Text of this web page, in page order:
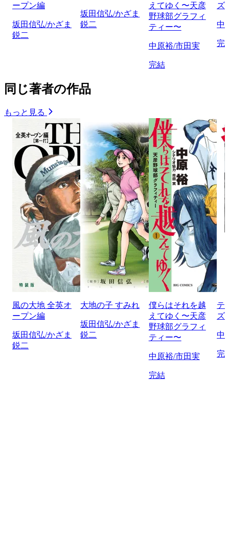
ープン編
坂田信弘/かざま
鋭二
坂田信弘/かざま
鋭二
えてゆく〜天彦
野球部グラフィ
ティー〜
中原裕/市田実
完結
ズ
中
完
同じ著者の作品
もっと見る
風の大地 全英オ
ープン編
坂田信弘/かざま
鋭二
大地の子 すみれ
坂田信弘/かざま
鋭二
僕らはそれを越
えてゆく〜天彦
野球部グラフィ
ティー〜
中原裕/市田実
完結
テ
ズ
中
完